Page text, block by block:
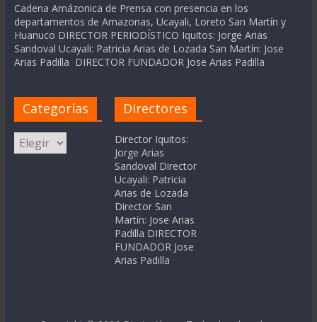
Cadena Amázonica de Prensa con presencia en los
departamentos de Amazonas, Ucayali, Loreto San Martín y
Huanuco DIRECTOR PERIODÍSTICO Iquitos: Jorge Arias
Sandoval Ucayali: Patricia Arias de Lozada San Martín: Jose
Arias Padilla DIRECTOR FUNDADOR Jose Arias Padilla
Categorías
Categorías
Directores
Director Iquitos:
Jorge Arias
Sandoval Director
Ucayali: Patricia
Arias de Lozada
Director San
Martín: Jose Arias
Padilla DIRECTOR
FUNDADOR Jose
Arias Padilla